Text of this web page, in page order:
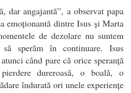
dar angajantă”, a observat papa
emoționantă dintre Isus și Marta
de dezolare nu suntem
sperăm în continuare. Isus
când pare că orice speranță
dureroasă, o boală, o
îndurată ori unele experiențe